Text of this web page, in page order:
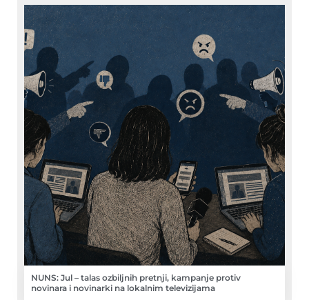
NUNS: Jul – talas ozbiljnih pretnji, kampanje protiv
novinara i novinarki na lokalnim televizijama